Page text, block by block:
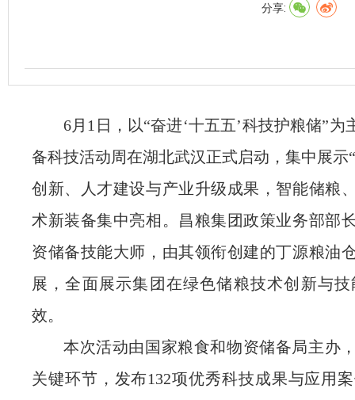
分享:
6月1日，以“奋进‘十五五’科技护粮储”为
备科技活动周在湖北武汉正式启动，集中展示
创新、人才建设与产业升级成果，智能储粮
术新装备集中亮相。昌粮集团政策业务部部
资储备技能大师，由其领衔创建的丁源粮油
展，全面展示集团在绿色储粮技术创新与
效。
本次活动由国家粮食和物资储备局主办
关键环节，发布132项优秀科技成果与应用